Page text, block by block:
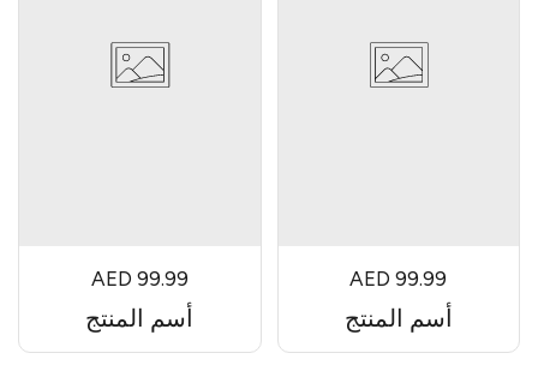
AED 99.99
أسم المنتج
AED 99.99
أسم المنتج